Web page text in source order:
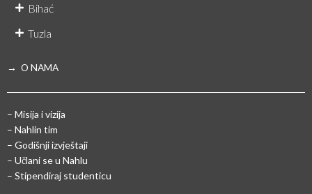
Bihać
Tuzla
→ O NAMA
– Misija i vizija
– Nahlin tim
– Godišnji izvještaji
– Učlani se u Nahlu
– Stipendiraj studenticu